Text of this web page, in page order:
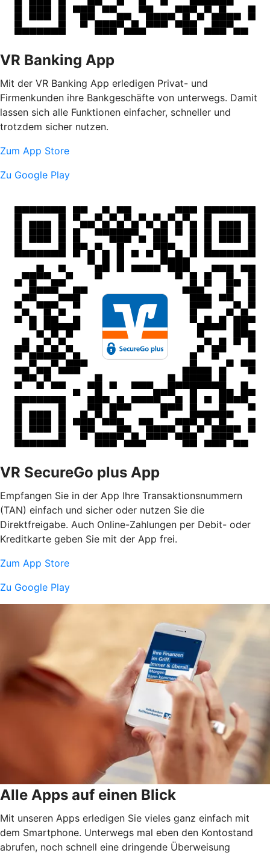
VR Banking App
Mit der VR Banking App erledigen Privat- und
Firmenkunden ihre Bankgeschäfte von unterwegs. Damit
lassen sich alle Funktionen einfacher, schneller und
trotzdem sicher nutzen.
Zum App Store
Zu Google Play
VR SecureGo plus App
Empfangen Sie in der App Ihre Transaktionsnummern
(TAN) einfach und sicher oder nutzen Sie die
Direktfreigabe. Auch Online-Zahlungen per Debit- oder
Kreditkarte geben Sie mit der App frei.
Zum App Store
Zu Google Play
Alle Apps auf einen Blick
Mit unseren Apps erledigen Sie vieles ganz einfach mit
dem Smartphone. Unterwegs mal eben den Kontostand
abrufen, noch schnell eine dringende Überweisung